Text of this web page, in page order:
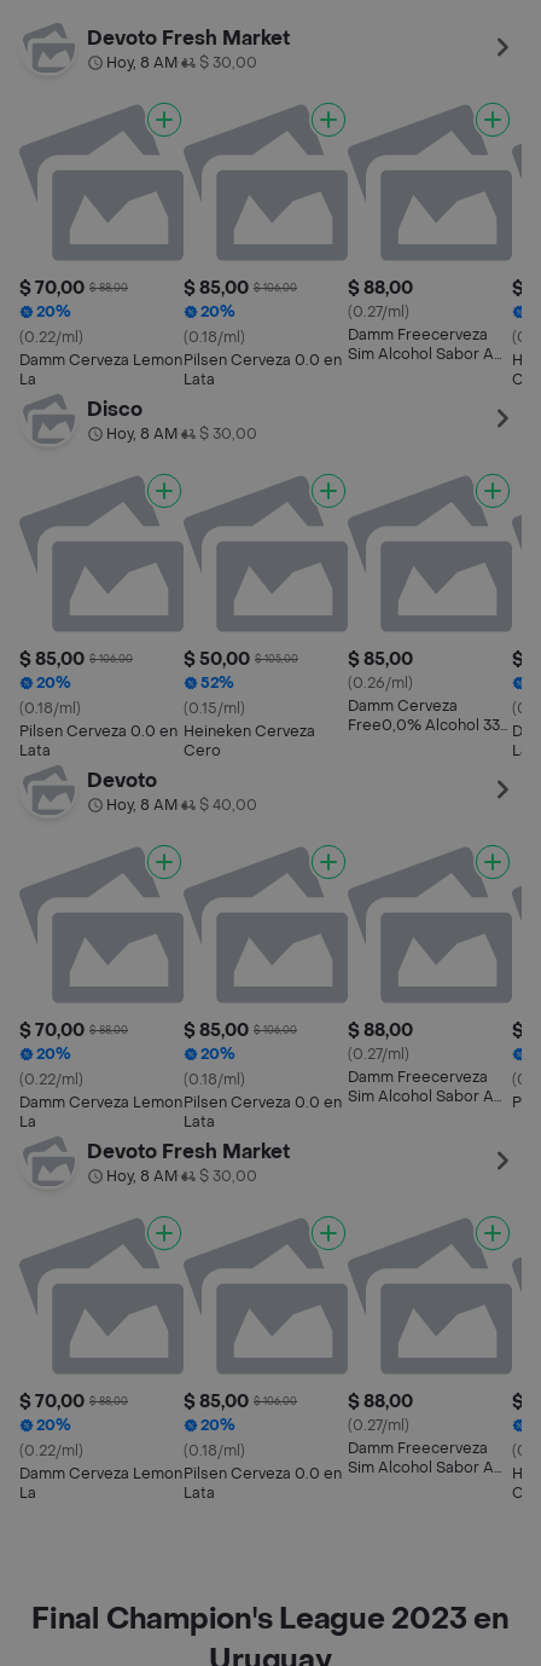
Devoto Fresh Market
Hoy, 8 AM• $ 30,00
$ 70,00 $ 88,00
20%
(0.22/ml)
Damm Cerveza Lemon
La
$ 85,00 $ 106,00
20%
(0.18/ml)
Pilsen Cerveza 0.0 en
Lata
$ 88,00
(0.27/ml)
Damm Freecerveza
Sim Alcohol Sabor A
$
Disco
Hoy, 8 AM• $ 30,00
$ 85,00 $ 106,00
20%
(0.18/ml)
Pilsen Cerveza 0.0 en
Lata
$ 50,00 $ 105,00
52%
(0.15/ml)
Heineken Cerveza
Cero
$ 85,00
(0.26/ml)
Damm Cerveza
Free0,0% Alcohol 330
$
La
Devoto
Hoy, 8 AM• $ 40,00
$ 70,00 $ 88,00
20%
(0.22/ml)
Damm Cerveza Lemon
La
$ 85,00 $ 106,00
20%
(0.18/ml)
Pilsen Cerveza 0.0 en
Lata
$ 88,00
(0.27/ml)
Damm Freecerveza
Sim Alcohol Sabor A
$
Devoto Fresh Market
Hoy, 8 AM• $ 30,00
$ 70,00 $ 88,00
20%
(0.22/ml)
Damm Cerveza Lemon
La
$ 85,00 $ 106,00
20%
(0.18/ml)
Pilsen Cerveza 0.0 en
Lata
$ 88,00
(0.27/ml)
Damm Freecerveza
Sim Alcohol Sabor A
$
Final Champion's League 2023 en